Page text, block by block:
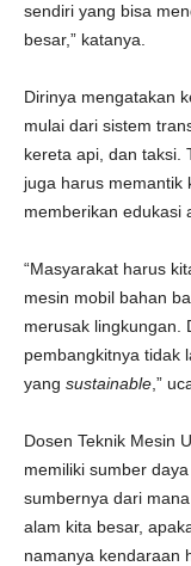
sendiri yang bisa
besar,” katanya.
Dirinya mengatakan
mulai dari sistem
kereta api, dan taksi.
juga harus memantik
memberikan edukasi
“Masyarakat harus
mesin mobil bahan
merusak lingkungan.
pembangkitnya tidak
yang sustainable ,”
Dosen Teknik Mesin
memiliki sumber
sumbernya dari
alam kita besar,
namanya kendaraan